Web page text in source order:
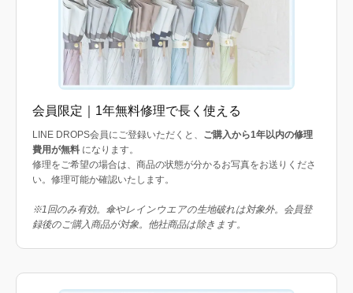
会員限定｜1年無料修理で長く使える
LINE DROPS会員にご登録いただくと、 ご購入から1年以内の修理
費用が無料 になります。
修理をご希望の場合は、商品の状態が分かるお写真をお送りくださ
い。修理可能か確認いたします。
※1回のみ有効。傘やレインウエアの生地破れは対象外。会員登
録後のご購入商品が対象。他社商品は除きます。